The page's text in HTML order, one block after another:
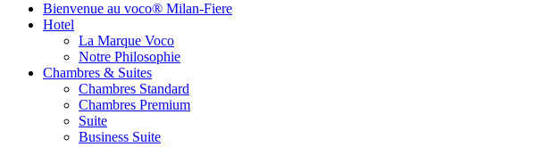
Bienvenue au voco® Milan-Fiere
Hotel
La Marque Voco
Notre Philosophie
Chambres & Suites
Chambres Standard
Chambres Premium
Suite
Business Suite